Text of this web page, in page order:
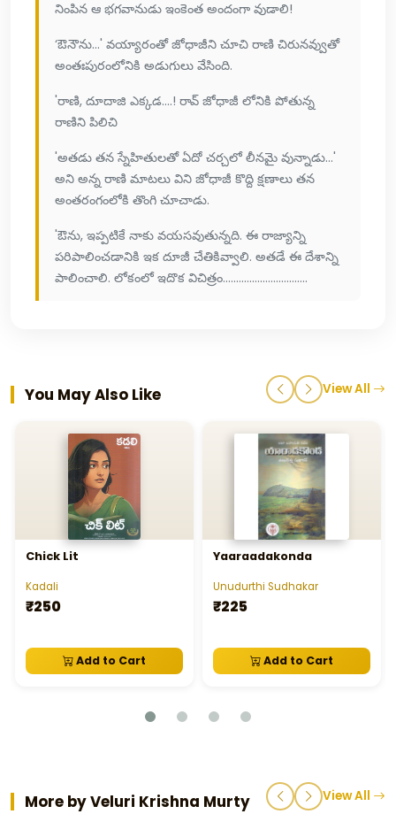
నింపిన ఆ భగవానుడు ఇంకెంత అందంగా వుడాలి!
‘ఔనౌను...' వయ్యారంతో జోధాజీని చూచి రాణి చిరునవ్వుతో
అంతఃపురంలోనికి అడుగులు వేసింది.
'రాణి, దూదాజి ఎక్కడ....! రావ్ జోధాజీ లోనికి పోతున్న
రాణిని పిలిచి
'అతడు తన స్నేహితులతో ఏదో చర్చలో లీనమై వున్నాడు...'
అని అన్న రాణి మాటలు విని జోధాజీ కొద్ది క్షణాలు తన
అంతరంగంలోకి తొంగి చూచాడు.
'ఔను, ఇప్పటికే నాకు వయసవుతున్నది. ఈ రాజ్యాన్ని
పరిపాలించడానికి ఇక దూజీ చేతికివ్వాలి. అతడే ఈ దేశాన్ని
పాలించాలి. లోకంలో ఇదొక విచిత్రం................................
You May Also Like View All
Chick Lit
Kadali
₹250
Add to Cart
Yaaraadakonda
Unudurthi Sudhakar
₹225
Add to Cart
More by Veluri Krishna Murty View All